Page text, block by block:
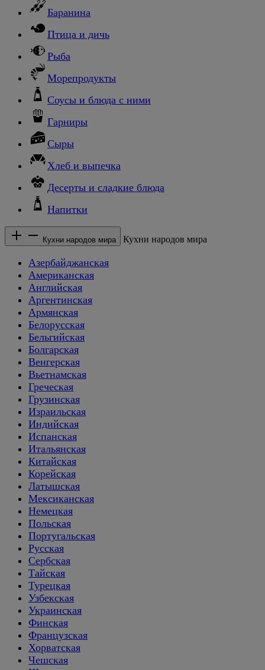
Баранина
Птица и дичь
Рыба
Морепродукты
Соусы и блюда с ними
Гарниры
Сыры
Хлеб и выпечка
Десерты и сладкие блюда
Напитки
Кухни народов мира Кухни народов мира
Азербайджанская
Американская
Английская
Аргентинская
Армянская
Белорусская
Бельгийская
Болгарская
Венгерская
Вьетнамская
Греческая
Грузинская
Израильская
Индийская
Испанская
Итальянская
Китайская
Корейская
Латышская
Мексиканская
Немецкая
Польская
Португальская
Русская
Сербская
Тайская
Турецкая
Узбекская
Украинская
Финская
Французская
Хорватская
Чешская